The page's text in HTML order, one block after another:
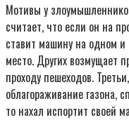
Мотивы у
считает, что если он на
ставит машину на одном и
место. Других возмущает
проходу пешеходов.
облагораживание газона,
то нахал испортит своей